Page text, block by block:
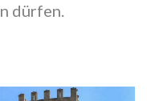
dürfen.